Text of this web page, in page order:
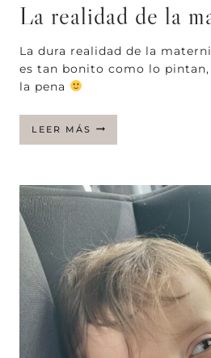
La realidad de la
La dura realidad de la
es tan bonito como lo
la pena
LEER MÁS LA
REALIDAD
MATERNIDAD